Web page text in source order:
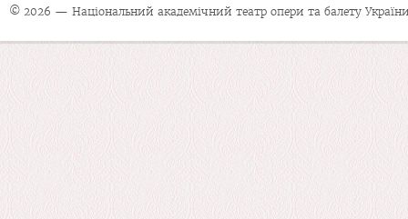
© 2026 — Національний академічний театр опери та балету